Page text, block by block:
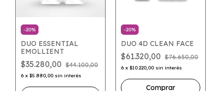
-20%
DUO ESSENTIAL
EMOLLIENT
$35.280,00 $44.100,00
6 x $5.880,00 sin interés
-20%
DUO 4D CLEAN FACE
$61.320,00 $76.650,00
6 x $10.220,00 sin interés